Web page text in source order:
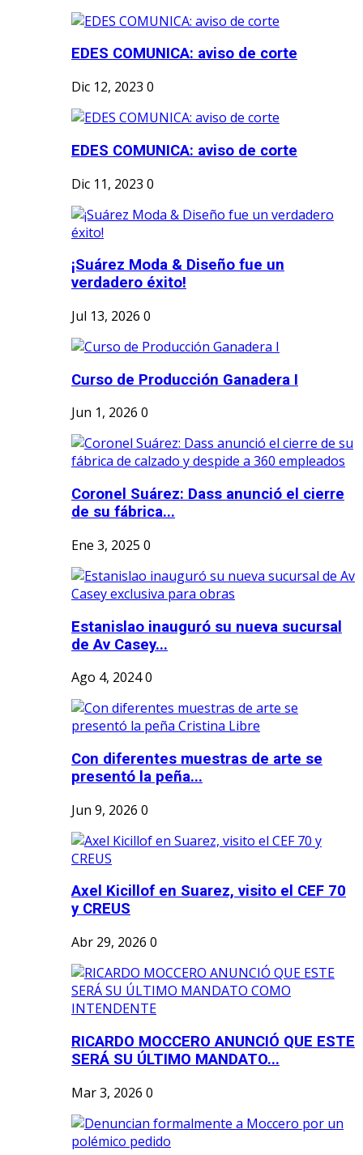
EDES COMUNICA: aviso de corte
Dic 12, 2023 0
EDES COMUNICA: aviso de corte
Dic 11, 2023 0
¡Suárez Moda & Diseño fue un
verdadero éxito!
Jul 13, 2026 0
Curso de Producción Ganadera I
Jun 1, 2026 0
Coronel Suárez: Dass anunció el cierre
de su fábrica...
Ene 3, 2025 0
Estanislao inauguró su nueva sucursal
de Av Casey...
Ago 4, 20240
Con diferentes muestras de arte se
presentó la peña...
Jun 9, 2026 0
Axel Kicillof en Suarez, visito el CEF 70
y CREUS
Abr 29, 2026 0
RICARDO MOCCERO ANUNCIÓ QUE ESTE
SERÁ SU ÚLTIMO MANDATO...
Mar 3, 2026 0